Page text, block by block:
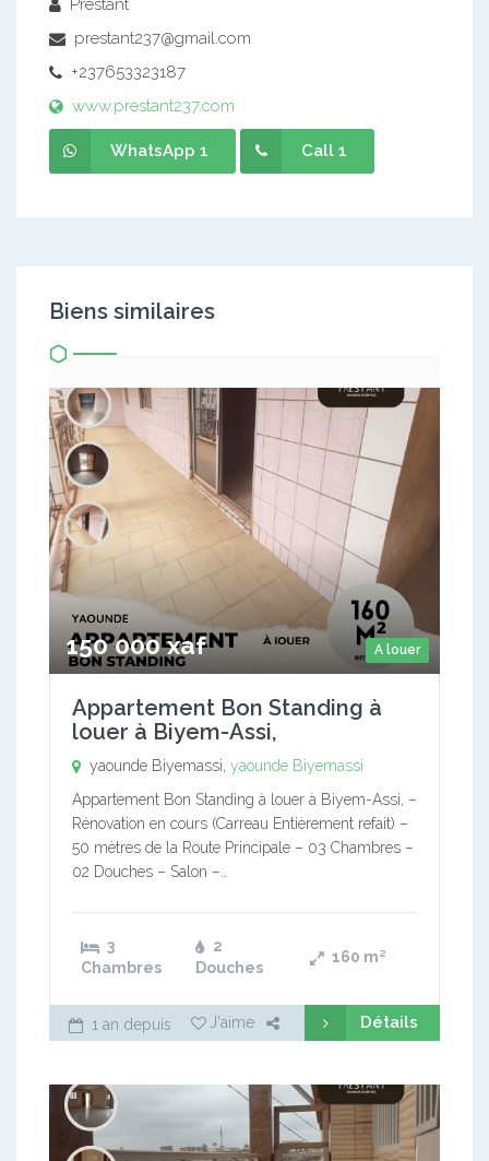
Prestant
prestant237@gmail.com
+237653323187
www.prestant237.com
WhatsApp 1 Call 1
Biens similaires
A louer
150 000 xaf
Appartement Bon Standing à
louer à Biyem-Assi,
yaounde Biyemassi, yaounde Biyemassi
Appartement Bon Standing à louer à Biyem-Assi, –
Rénovation en cours (Carreau Entièrement refait) –
50 mètres de la Route Principale – 03 Chambres –
02 Douches – Salon –…
3
Chambres
2
Douches
160 m²
1 an depuis J'aime Détails